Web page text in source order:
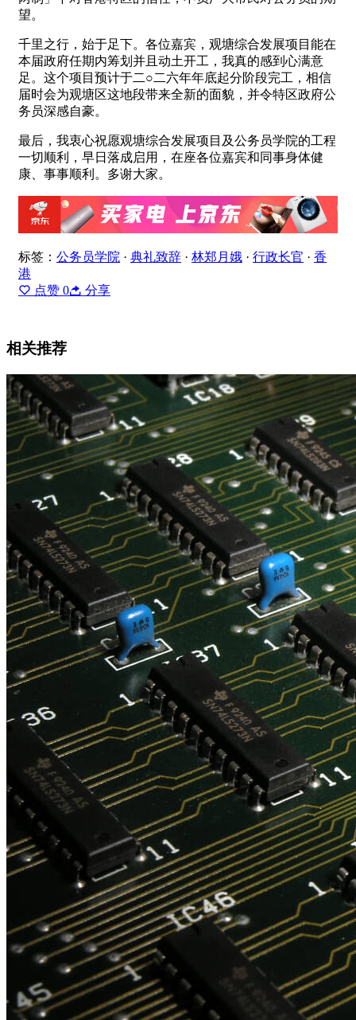
望。
千里之行，始于足下。各位嘉宾，观塘综合发展项目能在
本届政府任期内筹划并且动土开工，我真的感到心满意
足。这个项目预计于二○二六年年底起分阶段完工，相信
届时会为观塘区这地段带来全新的面貌，并令特区政府公
务员深感自豪。
最后，我衷心祝愿观塘综合发展项目及公务员学院的工程
一切顺利，早日落成启用，在座各位嘉宾和同事身体健
康、事事顺利。多谢大家。
标签： 公务员学院 · 典礼致辞 · 林郑月娥 · 行政长官 · 香
港
点赞 0 分享
相关推荐